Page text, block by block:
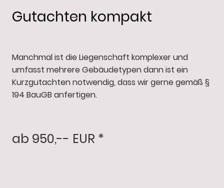
Gutachten kompakt
Manchmal ist die Liegenschaft komplexer und
umfasst mehrere Gebäudetypen dann ist ein
Kurzgutachten notwendig, dass wir gerne gemäß §
194 BauGB anfertigen.
ab 950,-- EUR *